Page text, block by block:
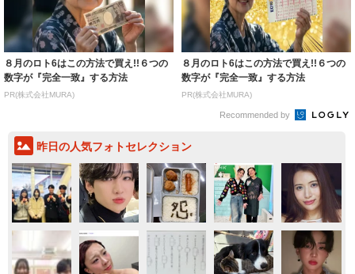
８月のロト6はこの方法で買え!!６つの
数字が『完全一致』する方法
PR(株式会社MURA)
８月のロト6はこの方法で買え!!６つの
数字が『完全一致』する方法
PR(株式会社MURA)
Recommended by
昨日の人気フォトセレクション